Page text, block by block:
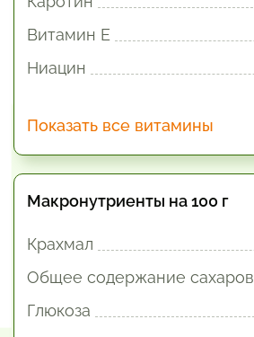
Витамин E
Ниацин
Показать все витамины
Макронутриенты на 100 г
Крахмал
Общее содержание сахаров
Глюкоза